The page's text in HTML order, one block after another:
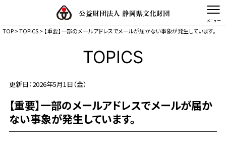
静岡県文化財団とは
事業体系図
事業内容
TOP>TOPICS> 【重要】一部のメールアドレスでメールが届かない事象が発生しています。
TOPICS
更新日：2026年5月1日（金）
【重要】一部のメールアドレスでメールが届か
ない事象が発生しています。